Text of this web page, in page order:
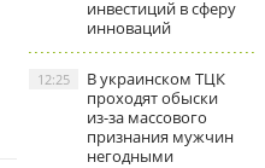
инвестиций в сферу
инноваций
В украинском ТЦК
проходят обыски
из-за массового
признания мужчин
негодными
12:25